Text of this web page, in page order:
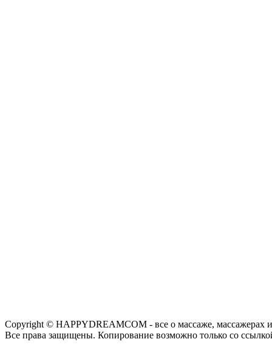
Copyright © HAPPYDREAMCOM - все о массаже, массажерах и
Все права защищены. Копирование возможно только со